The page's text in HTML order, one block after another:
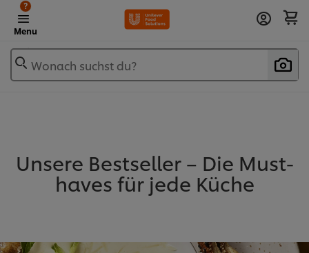
Menu
?
Wonach suchst du?
Unsere Bestseller – Die Must-
haves für jede Küche